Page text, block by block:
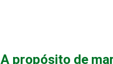
A propósito de